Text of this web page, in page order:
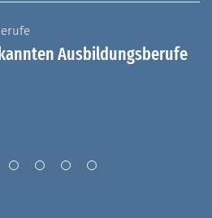
Ausbildungsberufe